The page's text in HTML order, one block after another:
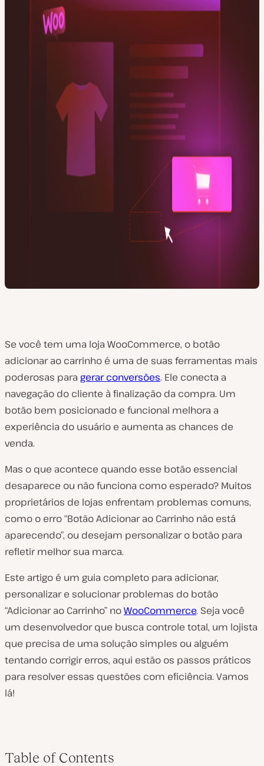
Se você tem uma loja WooCommerce, o botão
adicionar ao carrinho é uma de suas ferramentas mais
poderosas para gerar conversões. Ele conecta a
navegação do cliente à finalização da compra. Um
botão bem posicionado e funcional melhora a
experiência do usuário e aumenta as chances de
venda.
Mas o que acontece quando esse botão essencial
desaparece ou não funciona como esperado? Muitos
proprietários de lojas enfrentam problemas comuns,
como o erro “Botão Adicionar ao Carrinho não está
aparecendo”, ou desejam personalizar o botão para
refletir melhor sua marca.
Este artigo é um guia completo para adicionar,
personalizar e solucionar problemas do botão
“Adicionar ao Carrinho” noWooCommerce. Seja você
um desenvolvedor que busca controle total, um lojista
que precisa de uma solução simples ou alguém
tentando corrigir erros, aqui estão os passos práticos
para resolver essas questões com eficiência. Vamos
lá!
Table of Contents